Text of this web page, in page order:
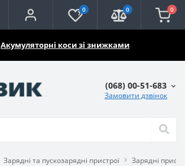
Акумуляторні коси зі знижками
0 0 0
(068) 00-51-683
Замовити дзвінок
Зарядні та пускозарядні пристрої Зарядні